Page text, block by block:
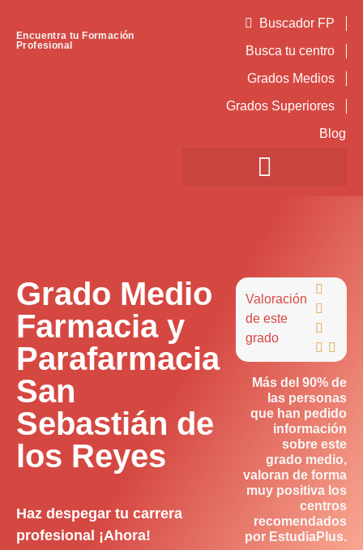
Encuentra tu Formación
Profesional
Buscador FP
Busca tu centro
Grados Medios
Grados Superiores
Blog
Grado Medio
Farmacia y
Parafarmacia
San
Sebastián de
los Reyes
Haz despegar tu carrera
profesional ¡Ahora!
Valoración
de este
grado



 
Más del 90% de
las personas
que han pedido
información
sobre este
grado medio,
valoran de forma
muy positiva los
centros
recomendados
por EstudiaPlus.